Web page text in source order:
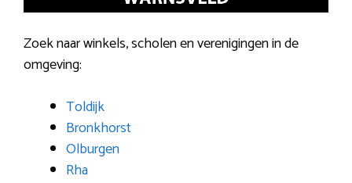
Zoek naar winkels, scholen en verenigingen in de
omgeving:
Toldijk
Bronkhorst
Olburgen
Rha